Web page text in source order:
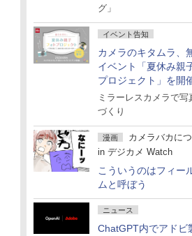
グ」
イベント告知
カメラのキタムラ、
イベント「夏休み親
プロジェクト」を開
ミラーレスカメラで写
づくり
漫画
カメラバカに
in デジカメ Watch
こういうのはフィー
ムと呼ぼう
ニュース
ChatGPT内でアドビ